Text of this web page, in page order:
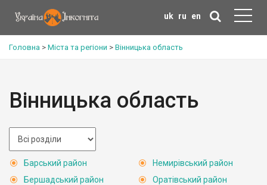
uk ru en
Головна > Міста та регіони > Вінницька область
Вінницька область
Барський район
Бершадський район
Немирівський район
Оратівський район